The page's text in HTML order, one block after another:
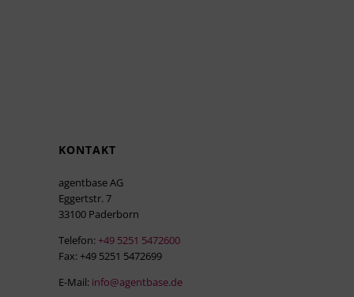
KONTAKT
agentbase AG
Eggertstr. 7
33100 Paderborn
Telefon: +49 5251 5472600
Fax: +49 5251 5472699
E-Mail: info@agentbase.de